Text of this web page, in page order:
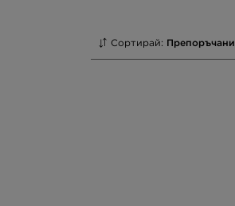
Сортирай: Препоръчани